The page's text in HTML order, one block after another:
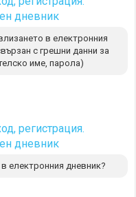
дневник
в електронния
с грешни данни за
име, парола)
регистрация.
дневник
електронния дневник?